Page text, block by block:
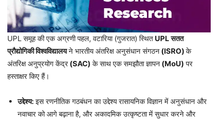
UPL समूह की एक अग्रणी पहल, वटारिया (गुजरात) स्थित UPLसतत
प्रौद्योगिकी विश्वविद्यालयने भारतीय अंतरिक्ष अनुसंधान संगठन (ISRO)के
अंतरिक्ष अनुप्रयोग केंद्र (SAC) के साथ एक समझौता ज्ञापन (MoU) पर
हस्ताक्षर किए हैं।
उद्देश्य:इस रणनीतिक गठबंधन का उद्देश्य रासायनिक विज्ञान में अनुसंधान और
नवाचार को आगे बढ़ाना है, और अकादमिक उत्कृष्टता में सुधार करने और